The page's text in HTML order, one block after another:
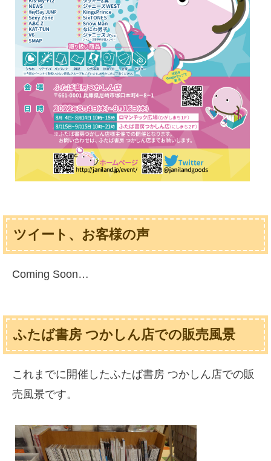
ツイート、お客様の声
Coming Soon…
ふたば書房 つかしん店での販売風景
これまでに開催したふたば書房 つかしん店での販
売風景です。